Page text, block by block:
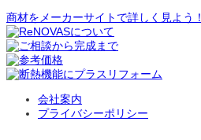
商材をメーカーサイトで詳しく見よう！
会社案内
プライバシーポリシー